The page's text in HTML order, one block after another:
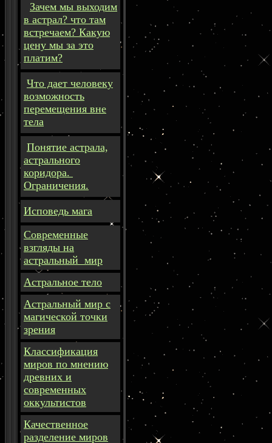
Зачем мы выходим
в астрал? что там
встречаем? Какую
цену мы за это
платим?
Что дает человеку
возможность
перемещения вне
тела
Понятие астрала,
астрального
коридора.
Ограничения.
Исповедь мага
Современные
взгляды на
астральный мир
Астральное тело
Астральный мир с
магической точки
зрения
Классификация
миров по мнению
древних и
современных
оккультистов
Качественное
разделение миров